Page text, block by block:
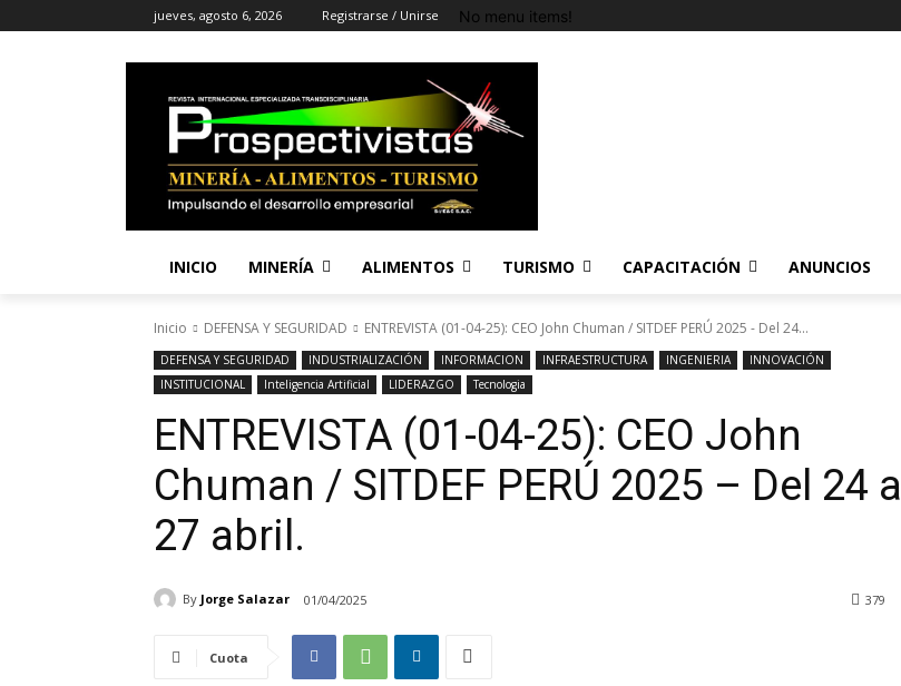
jueves, agosto 6, 2026 Registrarse / Unirse No menu items!
INICIO MINERÍA ALIMENTOS TURISMO CAPACITACIÓN ANUNCIOS
Inicio DEFENSA Y SEGURIDAD ENTREVISTA (01-04-25): CEO John Chuman / SITDEF PERÚ 2025 - Del 24...
DEFENSA Y SEGURIDAD INDUSTRIALIZACIÓN INFORMACION INFRAESTRUCTURA INGENIERIA
INNOVACIÓN
INSTITUCIONAL
Inteligencia Artificial LIDERAZGO Tecnologia
ENTREVISTA (01-04-25): CEO John
Chuman / SITDEF PERÚ 2025 – Del 24 al
27 abril.
By Jorge Salazar 01/04/2025 379
Cuota